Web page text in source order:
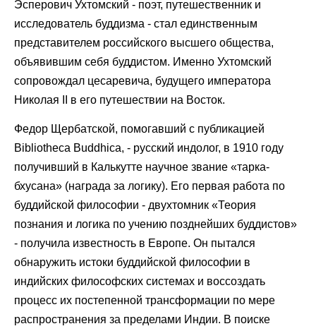
Эсперович Ухтомский - поэт, путешественник и
исследователь буддизма - стал единственным
представителем российского высшего общества,
объявившим себя буддистом. Именно Ухтомский
сопровождал цесаревича, будущего императора
Николая II в его путешествии на Восток.
Федор Щербатской, помогавший с публикацией
Bibliotheca Buddhica, - русский индолог, в 1910 году
получивший в Калькутте научное звание «тарка-
бхусана» (награда за логику). Его первая работа по
буддийской философии - двухтомник «Теория
познания и логика по учению позднейших буддистов»
- получила известность в Европе. Он пытался
обнаружить истоки буддийской философии в
индийских философских системах и воссоздать
процесс их постепенной трансформации по мере
распространения за пределами Индии. В поиске